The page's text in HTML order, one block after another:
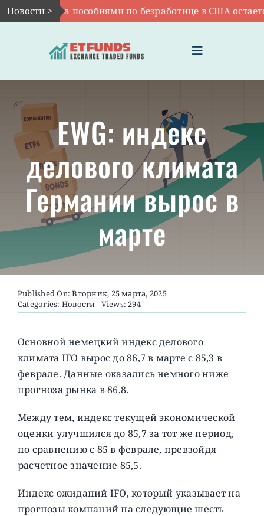
Skip
to
Новости >за пособиями по безработице в США
Toggle
Navigation
ГЛАВНАЯ
ЧТО ТАКОЕ ETF
ИНВЕСТИЦИИ В ETF
ТЕМАТИЧЕСКИЕ ETF
АКТУАЛЬНЫЕ
О ПРОЕКТЕ
EWG: индекс
делового климата
Германии вырос в
марте
Published On: Вторник, 25 марта, 2025
Categories: Новости Views: 294
Основной немецкий индекс делового
климата IFO вырос до 86,7 в марте с 85,3 в
феврале. Данные оказались немного ниже
прогноза рынка в 86,8.
Между тем, индекс текущей экономической
оценки улучшился до 85,7 за тот же период,
по сравнению с 85 в феврале, превзойдя
расчетное значение 85,5.
Индекс ожиданий IFO, который указывает на
прогнозы компаний на следующие шесть